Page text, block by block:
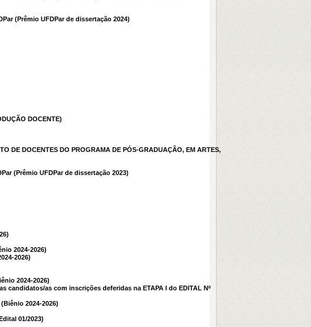
(Prêmio UFDPar de dissertação 2024)
DOCENTE)
DE DOCENTES DO PROGRAMA DE PÓS-GRADUAÇÃO, EM ARTES,
(Prêmio UFDPar de dissertação 2023)
2024-2026)
2026)
2024-2026)
candidatos/as com inscrições deferidas na ETAPA I do EDITAL Nº
2024-2026)
01/2023)